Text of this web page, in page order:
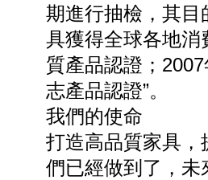
期進行抽檢，其目
具獲得全球各地消
質產品認證；
志產品認證”。
我們的使命
打造高品質家具，
們已經做到了，未